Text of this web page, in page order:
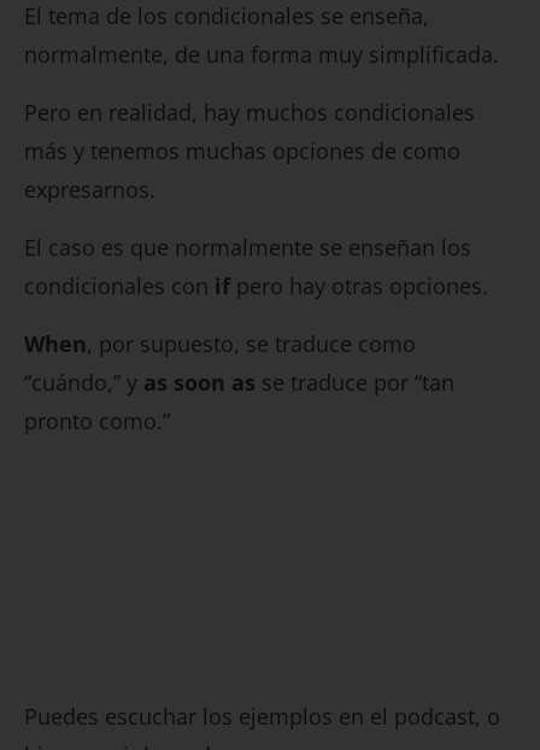
El tema de los condicionales se enseña,
normalmente, de una forma muy simplificada.
Pero en realidad, hay muchos condicionales
más y tenemos muchas opciones de como
expresarnos.
El caso es que normalmente se enseñan los
condicionales con if pero hay otras opciones.
When, por supuesto, se traduce como
“cuándo,” y as soon as se traduce por “tan
pronto como.”
Puedes escuchar los ejemplos en el podcast, o